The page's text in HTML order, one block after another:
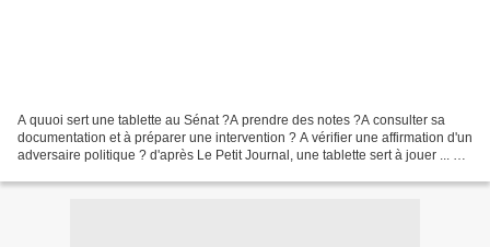
A quuoi sert une tablette au Sénat ?A prendre des notes ?A consulter sa
documentation et à préparer une intervention ? A vérifier une affirmation d'un
adversaire politique ? d'après Le Petit Journal, une tablette sert à jouer ... Le